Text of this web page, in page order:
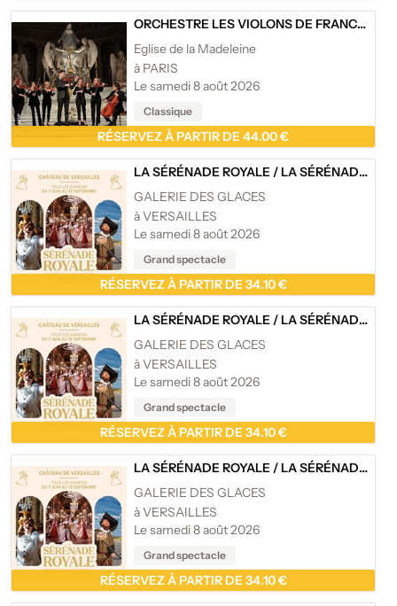
ORCHESTRE LES VIOLONS DE FRANCE/
Eglise de la Madeleine
à PARIS
Le samedi 8 août 2026
Classique
RÉSERVEZ À PARTIR DE 44.00 €
LA SÉRÉNADE ROYALE /LA SÉRÉNADE ROYALE 2026 - LA GALERIE DES GLACES, CHÂTEAU DE VERSAILLES
GALERIE DES GLACES
à VERSAILLES
Le samedi 8 août 2026
Grand spectacle
RÉSERVEZ À PARTIR DE 34.10 €
LA SÉRÉNADE ROYALE /LA SÉRÉNADE ROYALE 2026 - LA GALERIE DES GLACES, CHÂTEAU DE VERSAILLES
GALERIE DES GLACES
à VERSAILLES
Le samedi 8 août 2026
Grand spectacle
RÉSERVEZ À PARTIR DE 34.10 €
LA SÉRÉNADE ROYALE /LA SÉRÉNADE ROYALE 2026 - LA GALERIE DES GLACES, CHÂTEAU DE VERSAILLES
GALERIE DES GLACES
à VERSAILLES
Le samedi 8 août 2026
Grand spectacle
RÉSERVEZ À PARTIR DE 34.10 €